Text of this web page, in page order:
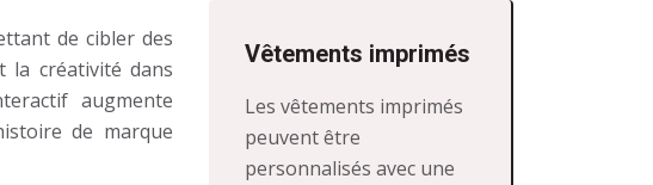
de cibler des
la créativité dans
augmente
de marque
Vêtements imprimés
Les vêtements imprimés
peuvent être
personnalisés avec une